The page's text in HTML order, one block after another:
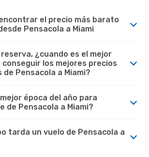
el precio más barato
Pensacola a Miami
¿cuando es el mejor
los mejores precios
de Pensacola a Miami?
época del año para
de Pensacola a Miami?
tarda un vuelo de Pensacola a